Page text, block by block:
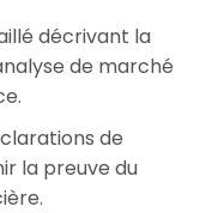
décrivant la
de marché
de
la preuve du